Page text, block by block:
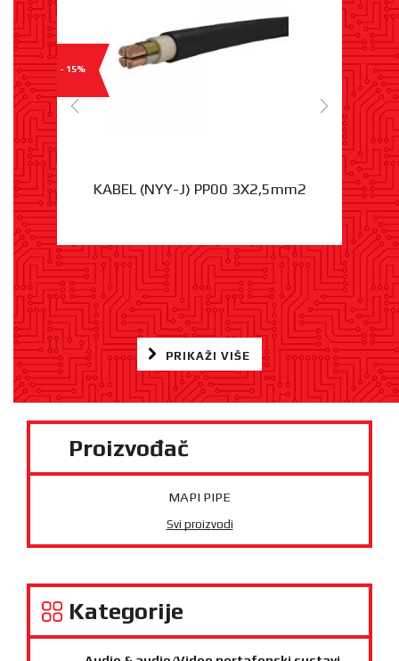
Proizvođač
MAPI PIPE
Svi proizvodi
Kategorije
- 15%
KABEL (NYY-J) PP00 3X2,5mm2
PRIKAŽI VIŠE